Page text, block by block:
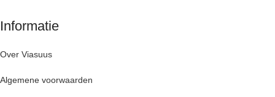
Informatie
Over Viasuus
Algemene voorwaarden